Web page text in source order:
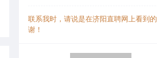
联系我时，请说是在济阳直聘网上看到
谢！